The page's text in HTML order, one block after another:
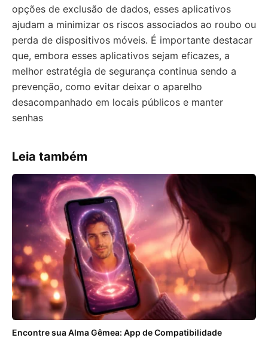
opções de exclusão de dados, esses aplicativos
ajudam a minimizar os riscos associados ao roubo ou
perda de dispositivos móveis. É importante destacar
que, embora esses aplicativos sejam eficazes, a
melhor estratégia de segurança continua sendo a
prevenção, como evitar deixar o aparelho
desacompanhado em locais públicos e manter
senhas
Leia também
Encontre sua Alma Gêmea: App de Compatibilidade